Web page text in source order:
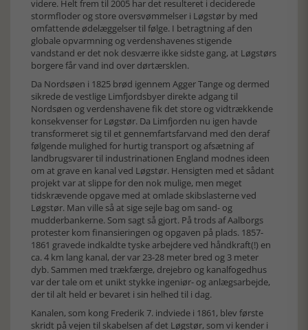
videre. Helt frem til 2005 har det resulteret i deciderede
stormfloder og store oversvømmelser i Løgstør by med
omfattende ødelæggelser til følge. I betragtning af den
globale opvarmning og verdenshavenes stigende
vandstand er det nok desværre ikke sidste gang, at Løgstørs
borgere får vand ind over dørtærsklen.
Da Nordsøen i 1825 brød igennem Agger Tange og dermed
sikrede de vestlige Limfjordsbyer direkte adgang til
Nordsøen og verdenshavene fik det store og vidtrækkende
konsekvenser for Løgstør. Da Limfjorden nu igen havde
transformeret sig til et gennemfartsfarvand med den deraf
følgende mulighed for hurtig transport og afsætning af
landbrugsvarer til industrinationen England modnes ideen
om at grave en kanal ved Løgstør. Hensigten med et sådant
projekt var at slippe for den nok mulige, men meget
tidskrævende opgave med at omlade skibslasterne ved
Løgstør. Man ville så at sige sejle bag om sand- og
mudderbankerne. Som sagt så gjort. På trods af Aalborgs
protester kom finansieringen og opgaven på plads. 1857-
1861 gravede indkaldte tyske arbejdere ved håndkraft(!) en
ca. 4 km lang kanal, der var 23-28 meter bred og 3 meter
dyb. Sammen med trækfærge, drejebro og kanalfogedhus
var der tale om et unikt stykke ingeniør- og anlægsarbejde,
der til alt held er bevaret i sin helhed til i dag.
Kanalen, som kong Frederik 7. indviede i 1861, blev første
skridt på vejen til skabelsen af det Løgstør, som vi kender i